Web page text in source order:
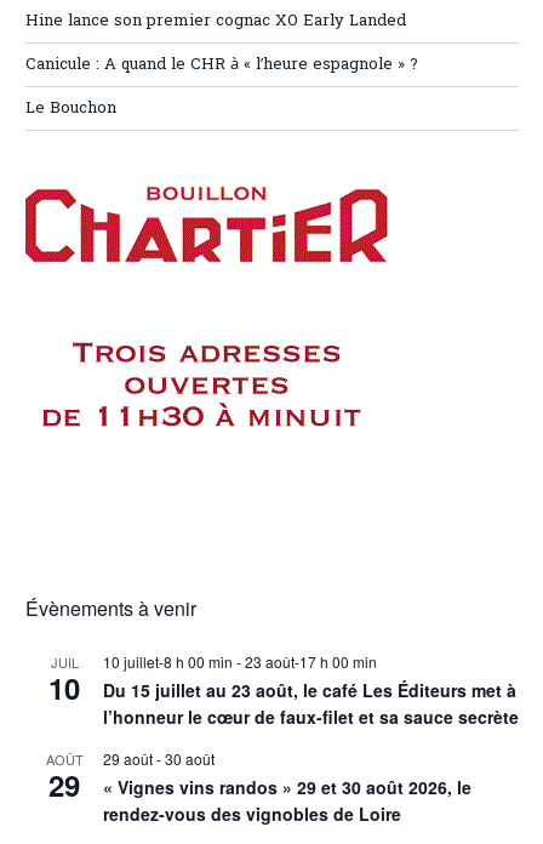
Hine lance son premier cognac XO Early Landed
Canicule : A quand le CHR à « l’heure espagnole » ?
Le Bouchon
Évènements à venir
JUIL
10
10 juillet-8 h 00 min -23 août-17 h 00 min
Du 15 juillet au 23 août, le café Les Éditeurs met à
l’honneur le cœur de faux-filet et sa sauce secrète
AOÛT
29
29 août-30 août
« Vignes vins randos » 29 et 30 août 2026, le
rendez-vous des vignobles de Loire